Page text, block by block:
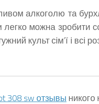
алкоголю та
можна зробити
культ сім’ї і всі
308 sw отзывы никого